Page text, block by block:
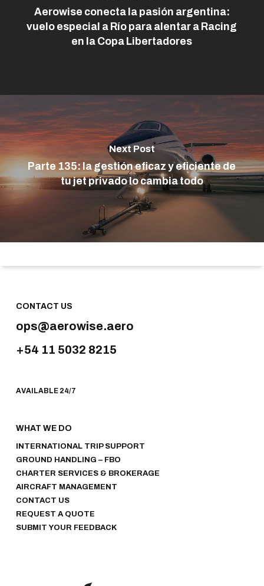
Aerowise conecta la pasión argentina:
vuelo especial a Río para alentar a Racing
en la Copa Libertadores
Next Post
Parte 135: la gestión eficaz y eficiente de
tu jet privado lo cambia todo
CONTACT US
ops@aerowise.aero
+54 11 5032 8215
AVAILABLE 24/7
WHAT WE DO
INTERNATIONAL TRIP SUPPORT
GROUND HANDLING – FBO
CHARTER SERVICES & BROKERAGE
AIRCRAFT MANAGEMENT
CONTACT US
REQUEST A QUOTE
SUBMIT YOUR FEEDBACK